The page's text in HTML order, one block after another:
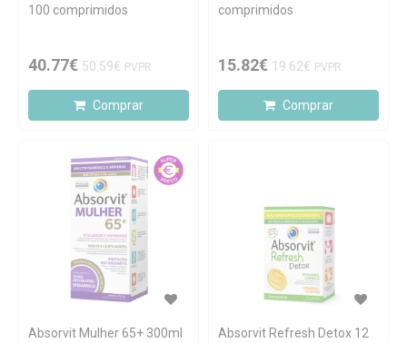
100 comprimidos
40.77€ 50.59€ PVPR
Comprar
comprimidos
15.82€ 19.62€ PVPR
Comprar
Absorvit Mulher 65+ 300ml
Absorvit Refresh Detox 12